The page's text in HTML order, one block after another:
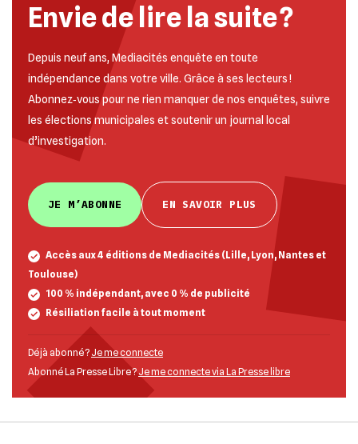
Envie de lire la suite ?
Depuis neuf ans, Mediacités enquête en toute
indépendance dans votre ville. Grâce à ses lecteurs !
Abonnez‐vous pour ne rien manquer de nos enquêtes, suivre
les élections municipales et soutenir un journal local
d’investigation.
JE M’ABONNE EN SAVOIR PLUS
Accès aux 4 éditions de Mediacités (Lille, Lyon, Nantes et
Toulouse)
100 % indépendant, avec 0 % de publicité
Résiliation facile à tout moment
Déjà abonné ? Je me connecte
Abonné La Presse Libre ?Je me connecte via La Presse libre